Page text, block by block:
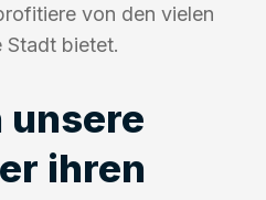
von den vielen
Stadt bietet.
unsere
ihren